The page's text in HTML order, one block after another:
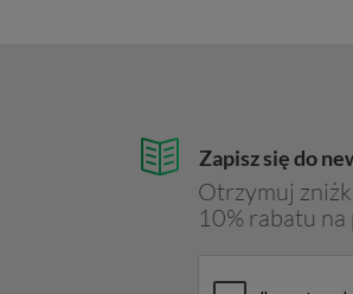
Zapisz się do
Otrzymuj
10% rabatu